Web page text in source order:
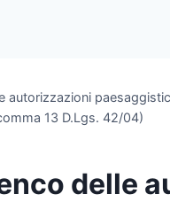
autorizzazioni
13 D.Lgs. 42/04)
delle